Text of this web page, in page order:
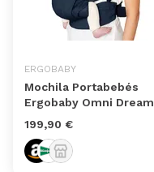
ERGOBABY
Mochila Portabebés
Ergobaby Omni Dream
199,90 €